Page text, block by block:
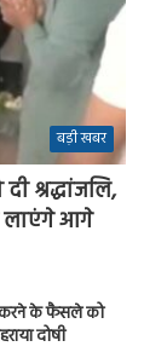
बड़ी खबर
श्रद्धांजलि,
लाएंगे आगे
करने के फैसले को
दोषी